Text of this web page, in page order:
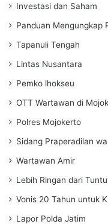
Investasi dan Saham
Panduan Mengungkap
Tapanuli Tengah
Lintas Nusantara
Pemko lhokseu
OTT Wartawan di
Polres Mojokerto
Sidang Praperadilan
Wartawan Amir
Lebih Ringan dari
Vonis 20 Tahun untuk
Lapor Polda Jatim